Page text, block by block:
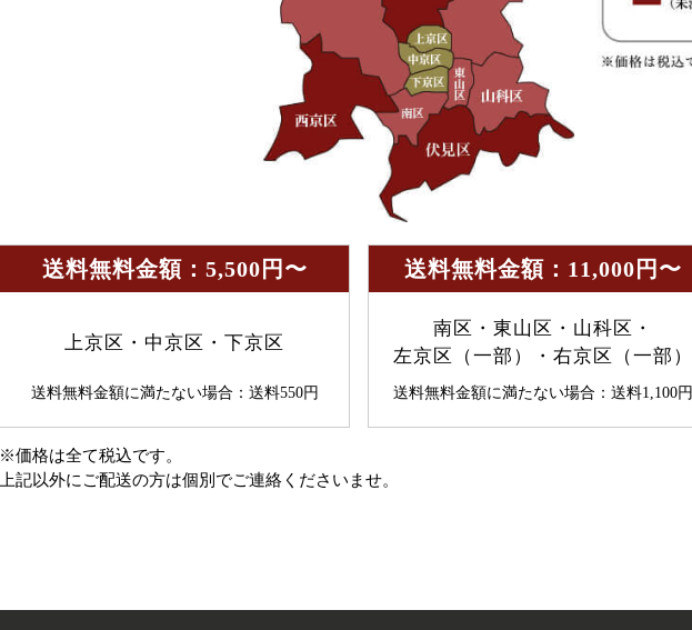
送料無料金額：5,500円〜
上京区・中京区・下京区
送料無料金額に満たない場合：送料550円
送料無料金額：11,000円〜
南区・東山区・山科区・
左京区（一部）・右京区（一部）
送料無料金額に満たない場合：送料1,100円
※価格は全て税込です。
上記以外にご配送の方は個別でご連絡くださいませ。